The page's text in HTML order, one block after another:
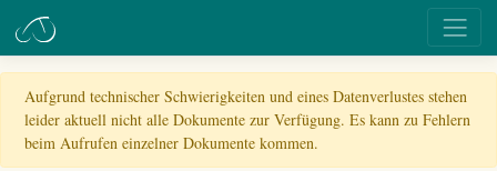
Aufgrund technischer Schwierigkeiten und eines Datenverlustes stehen
leider aktuell nicht alle Dokumente zur Verfügung. Es kann zu Fehlern
beim Aufrufen einzelner Dokumente kommen.